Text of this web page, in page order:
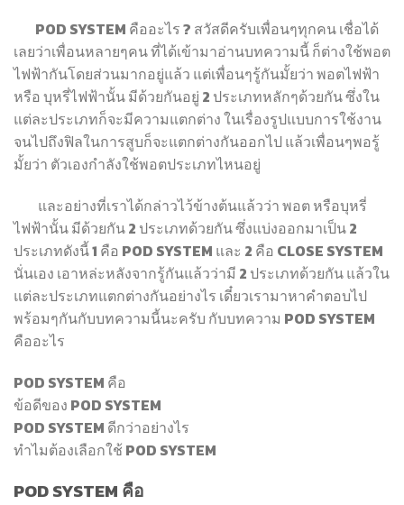
POD SYSTEM คืออะไร ? สวัสดีครับเพื่อนๆทุกคน เชื่อได้
เลยว่าเพื่อนหลายๆคน ที่ได้เข้ามาอ่านบทความนี้ ก็ต่างใช้พอต
ไฟฟ้ากันโดยส่วนมากอยู่แล้ว แต่เพื่อนๆรู้กันมั้ยว่า พอตไฟฟ้า
หรือ บุหรี่ไฟฟ้านั้น มีด้วยกันอยู่ 2 ประเภทหลักๆด้วยกัน ซึ่งใน
แต่ละประเภทก็จะมีความแตกต่าง ในเรื่องรูปแบบการใช้งาน
จนไปถึงฟิลในการสูบก็จะแตกต่างกันออกไป แล้วเพื่อนๆพอรู้
มั้ยว่า ตัวเองกำลังใช้พอตประเภทไหนอยู่
และอย่างที่เราได้กล่าวไว้ข้างต้นแล้วว่า พอต หรือบุหรี่
ไฟฟ้านั้น มีด้วยกัน 2 ประเภทด้วยกัน ซึ่งแบ่งออกมาเป็น 2
ประเภทดังนี้ 1 คือ POD SYSTEM และ 2 คือ CLOSE SYSTEM
นั่นเอง เอาหล่ะหลังจากรู้กันแล้วว่ามี 2 ประเภทด้วยกัน แล้วใน
แต่ละประเภทแตกต่างกันอย่างไร เดี๋ยวเรามาหาคำตอบไป
พร้อมๆกันกับบทความนี้นะครับ กับบทความ POD SYSTEM
คืออะไร
POD SYSTEM คือ
ข้อดีของ POD SYSTEM
POD SYSTEM ดีกว่าอย่างไร
ทำไมต้องเลือกใช้ POD SYSTEM
POD SYSTEM คือ